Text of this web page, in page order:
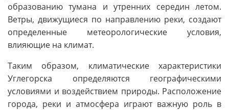
образованию тумана и утренних середин летом.
Ветры, движущиеся по направлению реки, создают
определенные метеорологические условия,
влияющие на климат.
Таким образом, климатические характеристики
Углегорска определяются географическими
условиями и воздействием природы. Расположение
города, реки и атмосфера играют важную роль в